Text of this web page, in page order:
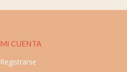
MI CUENTA
Registrarse